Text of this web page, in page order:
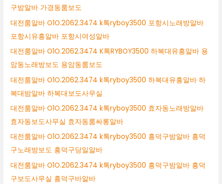
구밤알바 가경동룸보도
대전룸알바 O1O.2062.3474 k톡ryboy3500 포항시노래방알바
포항시유흥알바 포항시여성알바
대전룸알바 O1O.2062.3474 K톡RYBOY3500 하복대유흥알바 용
암동노래방보도 용암동룸보도
대전룸알바 O1O.2062.3474 k톡ryboy3500 하복대유흥알바 하
복대밤알바 하복대보도사무실
대전룸알바 O1O.2062.3474 k톡ryboy3500 효자동노래방알바
효자동보도사무실 효자동룸싸롱알바
대전룸알바 O1O.2062.3474 k톡ryboy3500 흥덕구밤알바 흥덕
구노래방보도 흥덕구당일알바
대전룸알바 O1O.2062.3474 k톡ryboy3500 흥덕구밤알바 흥덕
구보도사무실 흥덕구바알바